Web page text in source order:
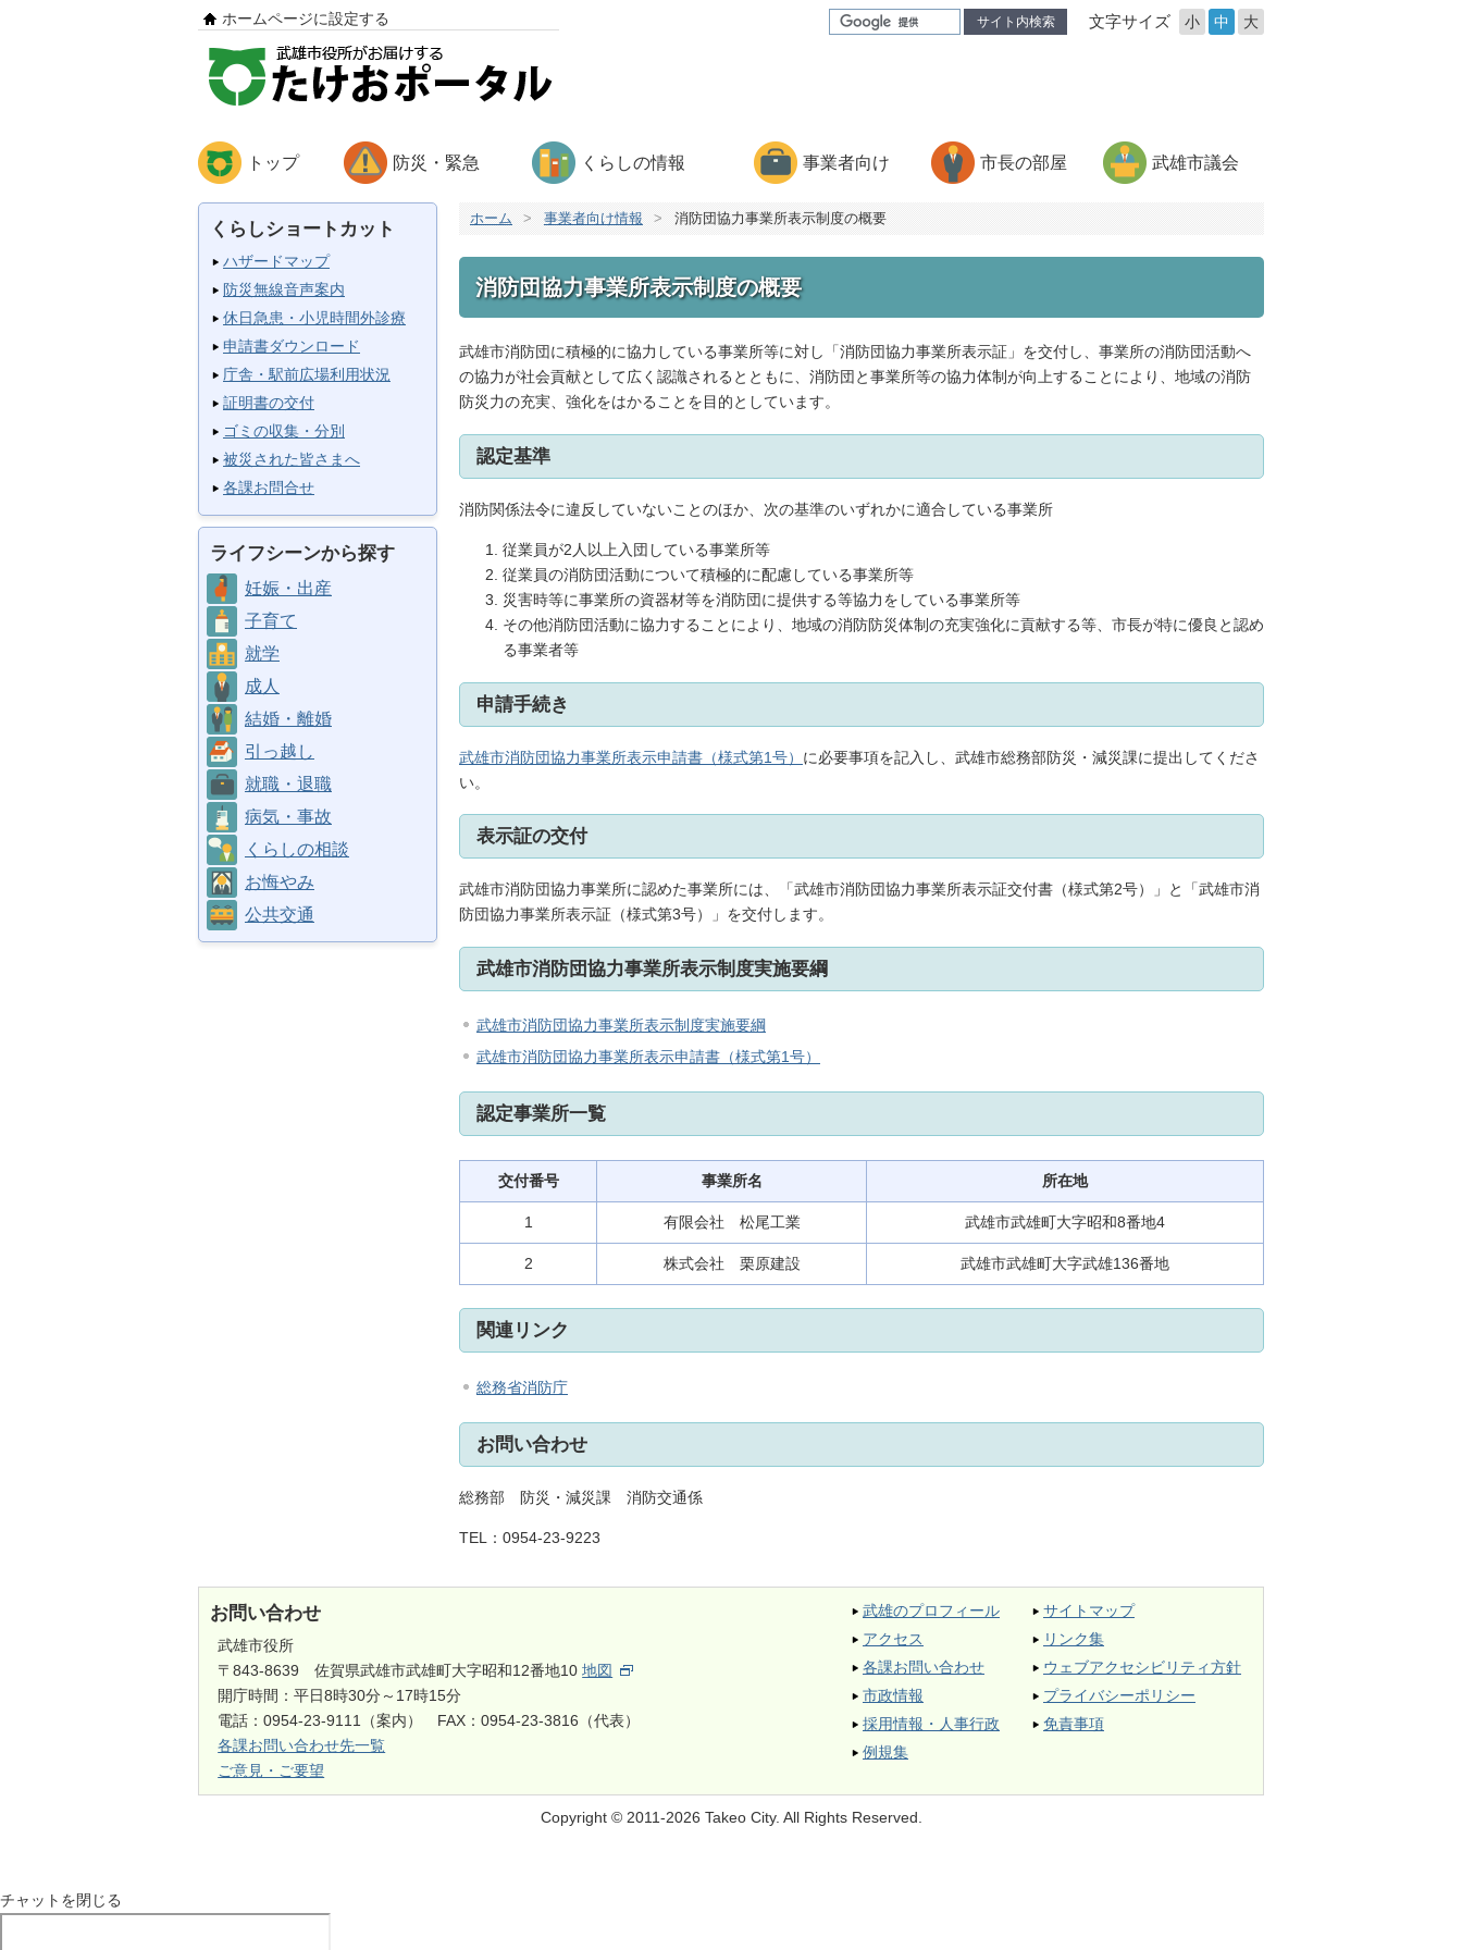
サイト内検索 文字サイズ 小 中 大
ホームページに設定する
トップ 防災・緊急 くらしの情報 事業者向け 市長の部屋 武雄市議会
くらしショートカット
ハザードマップ
防災無線音声案内
休日急患・小児時間外診療
申請書ダウンロード
庁舎・駅前広場利用状況
証明書の交付
ゴミの収集・分別
被災された皆さまへ
各課お問合せ
ライフシーンから探す
妊娠・出産
子育て
就学
成人
結婚・離婚
引っ越し
就職・退職
病気・事故
くらしの相談
お悔やみ
公共交通
ホーム > 事業者向け情報 > 消防団協力事業所表示制度の概要
消防団協力事業所表示制度の概要
武雄市消防団に積極的に協力している事業所等に対し「消防団協力事業所表示証」を交付し、事業所の消防団活動へ
の協力が社会貢献として広く認識されるとともに、消防団と事業所等の協力体制が向上することにより、地域の消防
防災力の充実、強化をはかることを目的としています。
認定基準
消防関係法令に違反していないことのほか、次の基準のいずれかに適合している事業所
従業員が2人以上入団している事業所等
従業員の消防団活動について積極的に配慮している事業所等
災害時等に事業所の資器材等を消防団に提供する等協力をしている事業所等
その他消防団活動に協力することにより、地域の消防防災体制の充実強化に貢献する等、市長が特に優良と認め
る事業者等
申請手続き
武雄市消防団協力事業所表示申請書（様式第1号） に必要事項を記入し、武雄市総務部防災・減災課に提出してくださ
い。
表示証の交付
武雄市消防団協力事業所に認めた事業所には、「武雄市消防団協力事業所表示証交付書（様式第2号）」と「武雄市消
防団協力事業所表示証（様式第3号）」を交付します。
武雄市消防団協力事業所表示制度実施要綱
武雄市消防団協力事業所表示制度実施要綱
武雄市消防団協力事業所表示申請書（様式第1号）
認定事業所一覧
交付番号 事業所名 所在地
1 有限会社 松尾工業 武雄市武雄町大字昭和8番地4
2 株式会社 栗原建設 武雄市武雄町大字武雄136番地
関連リンク
総務省消防庁
お問い合わせ
総務部 防災・減災課 消防交通係
TEL： 0954-23-9223
お問い合わせ
武雄市役所
〒843-8639 佐賀県武雄市武雄町大字昭和12番地10地図
開庁時間：平日8時30分～17時15分
電話：0954-23-9111（案内） FAX：0954-23-3816（代表）
各課お問い合わせ先一覧
ご意見・ご要望
武雄のプロフィール
アクセス
各課お問い合わせ
市政情報
採用情報・人事行政
例規集
サイトマップ
リンク集
ウェブアクセシビリティ方針
プライバシーポリシー
免責事項
Copyright © 2011-2026 Takeo City. All Rights Reserved.
チャットを閉じる